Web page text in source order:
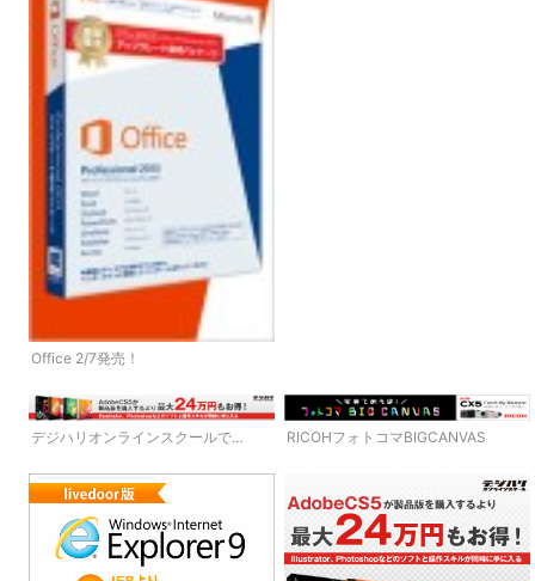
Office 2/7発売！
デジハリオンラインスクールで
RICOHフォトコマBIGCANVAS